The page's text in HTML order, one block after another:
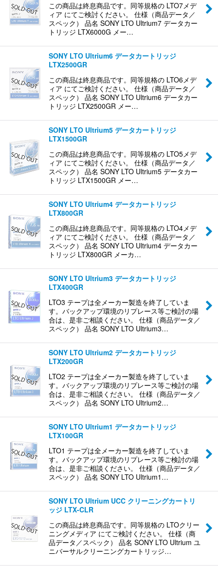
この商品は終息商品です。同等規格の LTO7メデ
ィア にてご検討ください。 仕様（商品データ／
スペック） 品名 SONY LTO Ultrium7 データカー
トリッジ LTX6000G メー…
SONY LTO Ultrium6 データカートリッジ
LTX2500GR
この商品は終息商品です。同等規格の LTO6メデ
ィア にてご検討ください。 仕様（商品データ／
スペック） 品名 SONY LTO Ultrium6 データカー
トリッジ LTX2500GR メー…
SONY LTO Ultrium5 データカートリッジ
LTX1500GR
この商品は終息商品です。同等規格の LTO5メデ
ィア にてご検討ください。 仕様（商品データ／
スペック） 品名 SONY LTO Ultrium5 データカー
トリッジ LTX1500GR メー…
SONY LTO Ultrium4 データカートリッジ
LTX800GR
この商品は終息商品です。同等規格の LTO4メデ
ィア にてご検討ください。 仕様（商品データ／
スペック） 品名 SONY LTO Ultrium4 データカー
トリッジ LTX800GR メーカ…
SONY LTO Ultrium3 データカートリッジ
LTX400GR
LTO3 テープは全メーカー製造を終了していま
す。バックアップ環境のリプレース等ご検討の場
合は、是非ご相談ください。 仕様（商品データ／
スペック） 品名 SONY LTO Ultrium3…
SONY LTO Ultrium2 データカートリッジ
LTX200GR
LTO2 テープは全メーカー製造を終了していま
す。バックアップ環境のリプレース等ご検討の場
合は、是非ご相談ください。 仕様（商品データ／
スペック） 品名 SONY LTO Ultrium2…
SONY LTO Ultrium1 データカートリッジ
LTX100GR
LTO1 テープは全メーカー製造を終了していま
す。バックアップ環境のリプレース等ご検討の場
合は、是非ご相談ください。 仕様（商品データ／
スペック） 品名 SONY LTO Ultrium1…
SONY LTO Ultrium UCC クリーニングカートリ
ッジ LTX-CLR
この商品は終息商品です。同等規格の LTOクリー
ニングメディア にてご検討ください。 仕様（商
品データ／スペック） 品名 SONY LTO Ultrium ユ
ニバーサルクリーニングカートリッジ…